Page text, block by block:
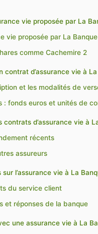
vie proposée par La
vie proposée par La
comme Cachemire 2
contrat d’assurance vie à
et les modalités de
: fonds euros et unités de
d’assurance vie à
récents
assureurs
l’assurance vie à La
du service client
et réponses de la banque
une assurance vie à La